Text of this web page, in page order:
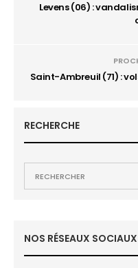
Levens (06) :
Saint-Ambreuil (71) :
RECHERCHE
NOS RÉSEAUX SOCIAUX